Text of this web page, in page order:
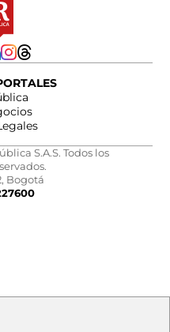
S.A.S. Todos los
Bogotá